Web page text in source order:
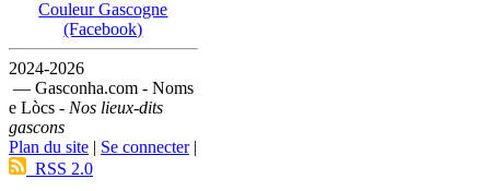
Couleur Gascogne
(Facebook)
2024-2026
— Gasconha.com - Noms
e Lòcs - Nos lieux-dits
gascons
Plan du site | Se connecter|
RSS 2.0